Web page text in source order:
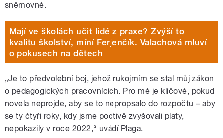
sněmovně.
Mají ve školách učit lidé z praxe? Zvýší to
kvalitu školství, míní Ferjenčík. Valachová mluví
o pokusech na dětech
„Je to předvolební boj, jehož rukojmím se stal můj zákon
o pedagogických pracovnících. Pro mě je klíčové, pokud
novela neprojde, aby se to nepropsalo do rozpočtu – aby
se ty čtyři roky, kdy jsme poctivě zvyšovali platy,
nepokazily v roce 2022,“ uvádí Plaga.